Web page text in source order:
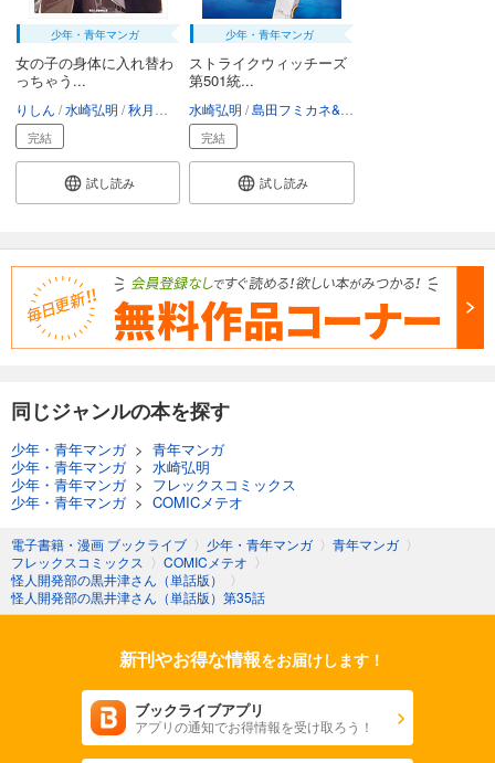
少年・青年マンガ
女の子の身体に入れ替わ
っちゃう...
りしん 水崎弘明 秋月蝶 うがつまつき 高保忠地下
完結
試し読み
少年・青年マンガ
ストライクウィッチーズ
第501統...
水崎弘明 島田フミカネ&ProjektKagonish
完結
試し読み
同じジャンルの本を探す
少年・青年マンガ> 青年マンガ
少年・青年マンガ> 水崎弘明
少年・青年マンガ> フレックスコミックス
少年・青年マンガ> COMICメテオ
電子書籍・漫画 ブックライブ 〉 少年・青年マンガ 〉 青年マンガ 〉
フレックスコミックス 〉 COMICメテオ 〉
怪人開発部の黒井津さん（単話版）
〉
怪人開発部の黒井津さん（単話版）第35話
新刊やお得な情報をお届けします！
ブックライブアプリ
アプリの通知でお得情報を受け取ろう！